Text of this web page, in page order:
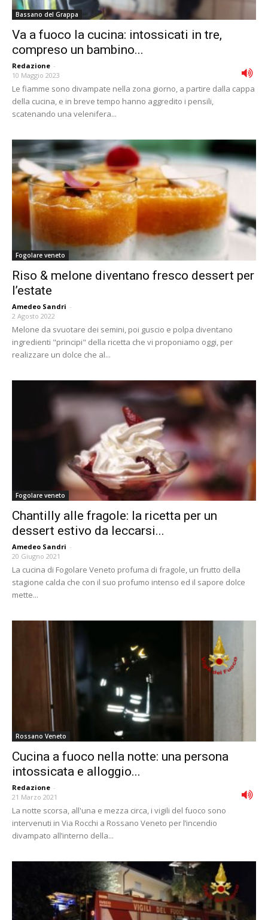
Bassano del Grappa
Va a fuoco la cucina: intossicati in tre,
compreso un bambino...
Redazione -
10 Maggio 2023
Le fiamme sono divampate nella zona giorno, a partire dalla cappa
della cucina, e in breve tempo hanno aggredito i pensili,
scatenando una velenifera...
Fogolare veneto
Riso & melone diventano fresco dessert per
l’estate
Amedeo Sandri -
2 Agosto 2022
Melone da svuotare dei semini, poi guscio e polpa diventano
ingredienti "principi" della ricetta che vi proponiamo oggi, per
realizzare un dolce che al...
Fogolare veneto
Chantilly alle fragole: la ricetta per un
dessert estivo da leccarsi...
Amedeo Sandri -
20 Giugno 2021
La cucina di Fogolare Veneto profuma di fragole, un frutto della
stagione calda che con il suo profumo intenso ed il sapore dolce
mette...
Rossano Veneto
Cucina a fuoco nella notte: una persona
intossicata e alloggio...
Redazione -
21 Marzo 2021
La notte scorsa, all'una e mezza circa, i vigili del fuoco sono
intervenuti in Via Rocchi a Rossano Veneto per l’incendio
divampato all’interno della...